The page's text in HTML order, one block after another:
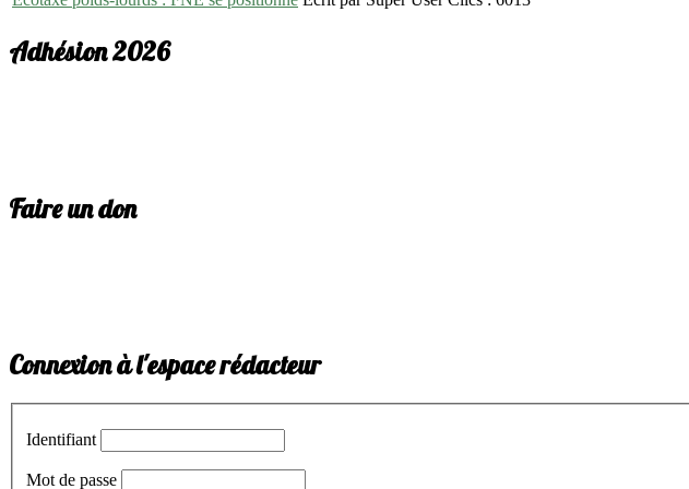
Adhésion 2026
Faire un don
Connexion à l'espace rédacteur
Identifiant
Mot de passe